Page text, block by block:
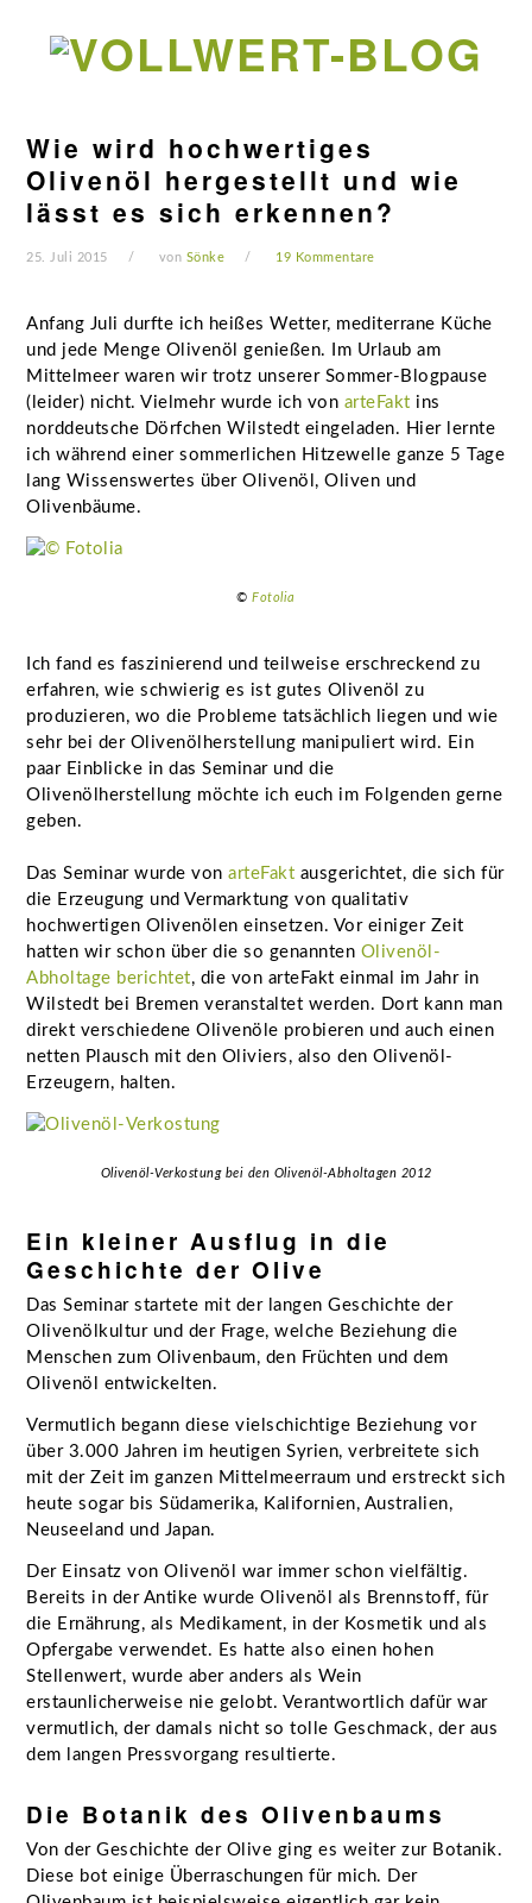
Hauptnavigation
Seitenspalte
Fußzeile
Wie wird hochwertiges
Olivenöl hergestellt und wie
lässt es sich erkennen?
25. Juli 2015 von Sönke 19 Kommentare
Anfang Juli durfte ich heißes Wetter, mediterrane Küche
und jede Menge Olivenöl genießen. Im Urlaub am
Mittelmeer waren wir trotz unserer Sommer-Blogpause
(leider) nicht. Vielmehr wurde ich von arteFakt ins
norddeutsche Dörfchen Wilstedt eingeladen. Hier lernte
ich während einer sommerlichen Hitzewelle ganze 5 Tage
lang Wissenswertes über Olivenöl, Oliven und
Olivenbäume.
©Fotolia
Ich fand es faszinierend und teilweise erschreckend zu
erfahren, wie schwierig es ist gutes Olivenöl zu
produzieren, wo die Probleme tatsächlich liegen und wie
sehr bei der Olivenölherstellung manipuliert wird. Ein
paar Einblicke in das Seminar und die
Olivenölherstellung möchte ich euch im Folgenden gerne
geben.
Das Seminar wurde vonarteFakt ausgerichtet, die sich für
die Erzeugung und Vermarktung von qualitativ
hochwertigen Olivenölen einsetzen. Vor einiger Zeit
hatten wir schon über die so genannten Olivenöl-
Abholtage berichtet, die von arteFakt einmal im Jahr in
Wilstedt bei Bremen veranstaltet werden. Dort kann man
direkt verschiedene Olivenöle probieren und auch einen
netten Plausch mit den Oliviers, also den Olivenöl-
Erzeugern, halten.
Olivenöl-Verkostung bei den Olivenöl-Abholtagen 2012
Ein kleiner Ausflug in die
Geschichte der Olive
Das Seminar startete mit der langen Geschichte der
Olivenölkultur und der Frage, welche Beziehung die
Menschen zum Olivenbaum, den Früchten und dem
Olivenöl entwickelten.
Vermutlich begann diese vielschichtige Beziehung vor
über 3.000 Jahren im heutigen Syrien, verbreitete sich
mit der Zeit im ganzen Mittelmeerraum und erstreckt sich
heute sogar bis Südamerika, Kalifornien, Australien,
Neuseeland und Japan.
Der Einsatz von Olivenöl war immer schon vielfältig.
Bereits in der Antike wurde Olivenöl als Brennstoff, für
die Ernährung, als Medikament, in der Kosmetik und als
Opfergabe verwendet. Es hatte also einen hohen
Stellenwert, wurde aber anders als Wein
erstaunlicherweise nie gelobt. Verantwortlich dafür war
vermutlich, der damals nicht so tolle Geschmack, der aus
dem langen Pressvorgang resultierte.
Die Botanik des Olivenbaums
Von der Geschichte der Olive ging es weiter zur Botanik.
Diese bot einige Überraschungen für mich. Der